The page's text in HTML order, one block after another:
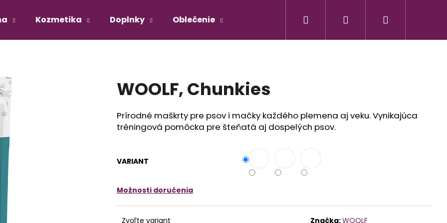
Kozmetika Doplnky Oblečenie Kurzy Predajňa
Hľadať Prihlásenie
WOOLF, Chunkies
Prírodné maškrty pre psov i mačky každého plemena aj veku. Vynikajúca
tréningová pomôcka pre šteňatá aj dospelých psov.
VARIANT
Možnosti doručenia
Zvoľte variant Značka:WOOLF
HĽADAŤ
PSH, SILK X2 WITH BIOTIN, ŠAMPÓN
PSH, ALOE VERA MOISTURIZING,